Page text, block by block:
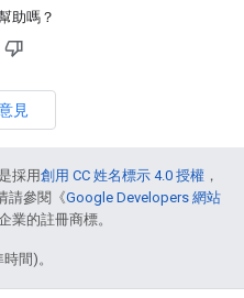
助嗎？
見
採用創用 CC 姓名標示 4.0 授權 ，
請參閱《Google Developers 網站
業的註冊商標。
間)。